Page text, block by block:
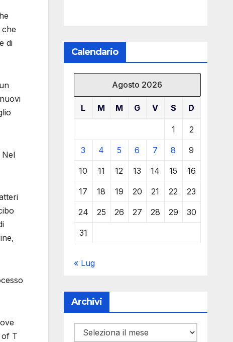
di
Nel
of T
Calendario
Agosto 2026
L M M G V S D
1 2
3 4 5 6 7 8 9
10 11 12 13 14 15 16
17 18 19 20 21 22 23
24 25 26 27 28 29 30
31
« Lug
Archivi
Archivi